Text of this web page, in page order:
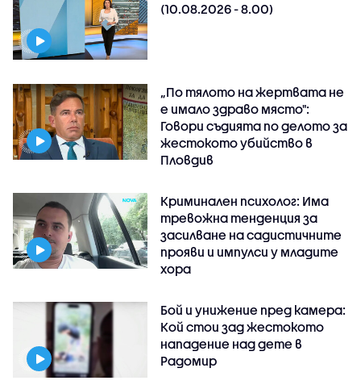
(10.08.2026 - 8.00)
„По тялото на жертвата не
е имало здраво място":
Говори съдията по делото за
жестокото убийство в
Пловдив
Криминален психолог: Има
тревожна тенденция за
засилване на садистичните
прояви и импулси у младите
хора
Бой и унижение пред камера:
Кой стои зад жестокото
нападение над дете в
Радомир